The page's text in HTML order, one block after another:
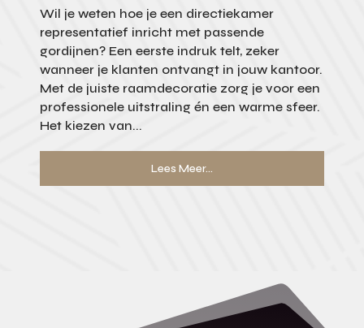
Wil je weten hoe je een directiekamer
representatief inricht met passende
gordijnen? Een eerste indruk telt, zeker
wanneer je klanten ontvangt in jouw kantoor.
Met de juiste raamdecoratie zorg je voor een
professionele uitstraling én een warme sfeer.
Het kiezen van...
Lees Meer...